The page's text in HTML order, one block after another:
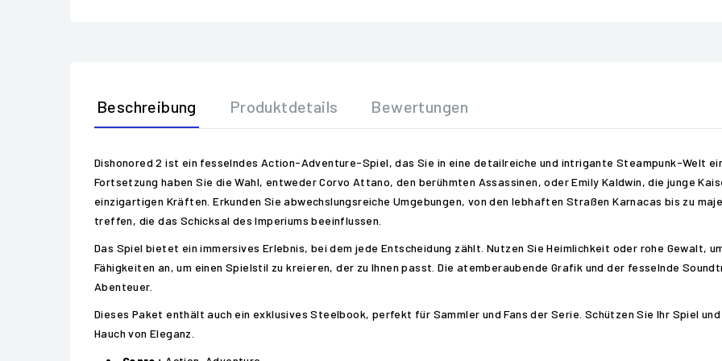
Beschreibung Produktdetails Bewertungen
Dishonored 2 ist ein fesselndes Action-Adventure-Spiel, das Sie in eine detailreiche und intrigante Steampunk-Welt
Fortsetzung haben Sie die Wahl, entweder Corvo Attano, den berühmten Assassinen, oder Emily Kaldwin, die junge
einzigartigen Kräften. Erkunden Sie abwechslungsreiche Umgebungen, von den lebhaften Straßen Karnacas bis zu
treffen, die das Schicksal des Imperiums beeinflussen.
Das Spiel bietet ein immersives Erlebnis, bei dem jede Entscheidung zählt. Nutzen Sie Heimlichkeit oder rohe Gewalt,
Fähigkeiten an, um einen Spielstil zu kreieren, der zu Ihnen passt. Die atemberaubende Grafik und der fesselnde
Abenteuer.
Dieses Paket enthält auch ein exklusives Steelbook, perfekt für Sammler und Fans der Serie. Schützen Sie Ihr Spiel
Hauch von Eleganz.